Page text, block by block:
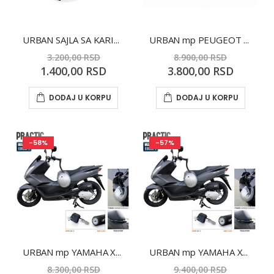
URBAN SAJLA SA KARIKOM - CABLELINK
3.200,00 RSD
Special
Price
1.400,00 RSD
DODAJ U KORPU
URBAN mp PEUGEOT SATELIS RS/2 125/250/300/400/500
8.900,00 RSD
Special
Price
3.800,00 RSD
DODAJ U KORPU
-58%
URBAN mp YAMAHA X-SITY 125/250
8.300,00 RSD
-57%
URBAN mp YAMAHA X-MAX 400
9.400,00 RSD